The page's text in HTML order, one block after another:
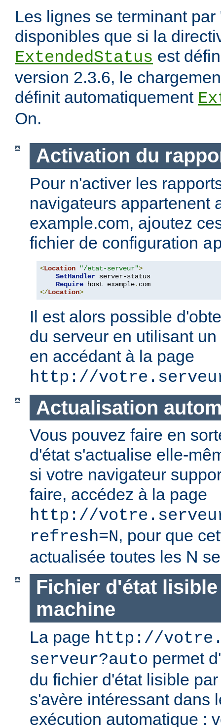
Les lignes se terminant par
disponibles que si la
ExtendedStatus est
version 2.3.6, le
définit automatiquement
On.
Activation du
Pour n'activer les
navigateurs appartenent
example.com, ajoutez
fichier de configuration
<Location "/etat-serveur">
SetHandler server-status
Require host example.
</Location>
Il est alors possible
du serveur en utilisant
en accédant à la page
http://
Actualisation
Vous pouvez faire en
d'état s'actualise elle-
si votre navigateur
faire, accédez à la page
http://
refresh=N, pour que
actualisée toutes les N
Fichier d'état
machine
La page http://
serveur?auto permet
du fichier d'état lisible
s'avère intéressant dans
exécution automatique :